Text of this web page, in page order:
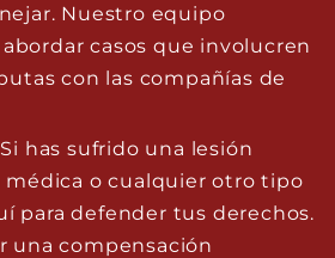
Nuestro equipo
casos que involucren
con las compañías de
Si has sufrido una lesión
médica o cualquier otro tipo
para defender tus derechos.
una compensación